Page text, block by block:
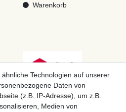
Warenkorb
Technologien auf unserer
Daten von
(z.B. IP-Adresse), um z.B.
Medien von